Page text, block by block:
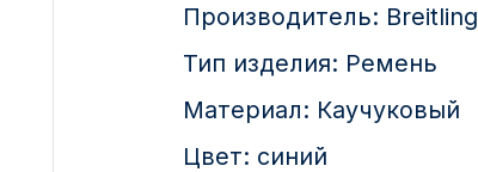
Производитель: Breitling
Тип изделия: Ремень
Материал: Каучуковый
Цвет: синий